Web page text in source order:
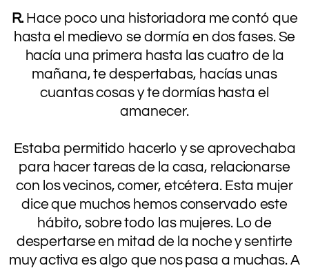
R. Hace poco una historiadora me contó que
hasta el medievo se dormía en dos fases. Se
hacía una primera hasta las cuatro de la
mañana, te despertabas, hacías unas
cuantas cosas y te dormías hasta el
amanecer.
Estaba permitido hacerlo y se aprovechaba
para hacer tareas de la casa, relacionarse
con los vecinos, comer, etcétera. Esta mujer
dice que muchos hemos conservado este
hábito, sobre todo las mujeres. Lo de
despertarse en mitad de la noche y sentirte
muy activa es algo que nos pasa a muchas. A